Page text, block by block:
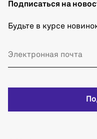
Подписаться на
Будьте в курсе